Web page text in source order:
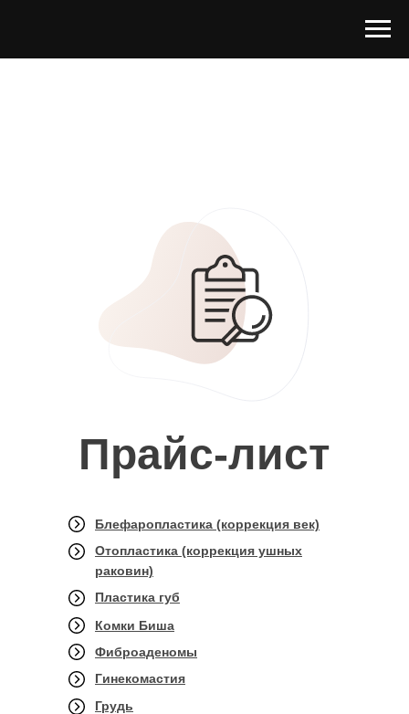
Прайс-лист
Блефаропластика (коррекция век)
Отопластика (коррекция ушных
раковин)
Пластика губ
Комки Биша
Фиброаденомы
Гинекомастия
Грудь